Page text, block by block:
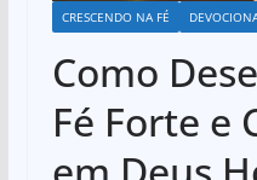
CRESCENDO NA FÉ
Como
Fé Forte e